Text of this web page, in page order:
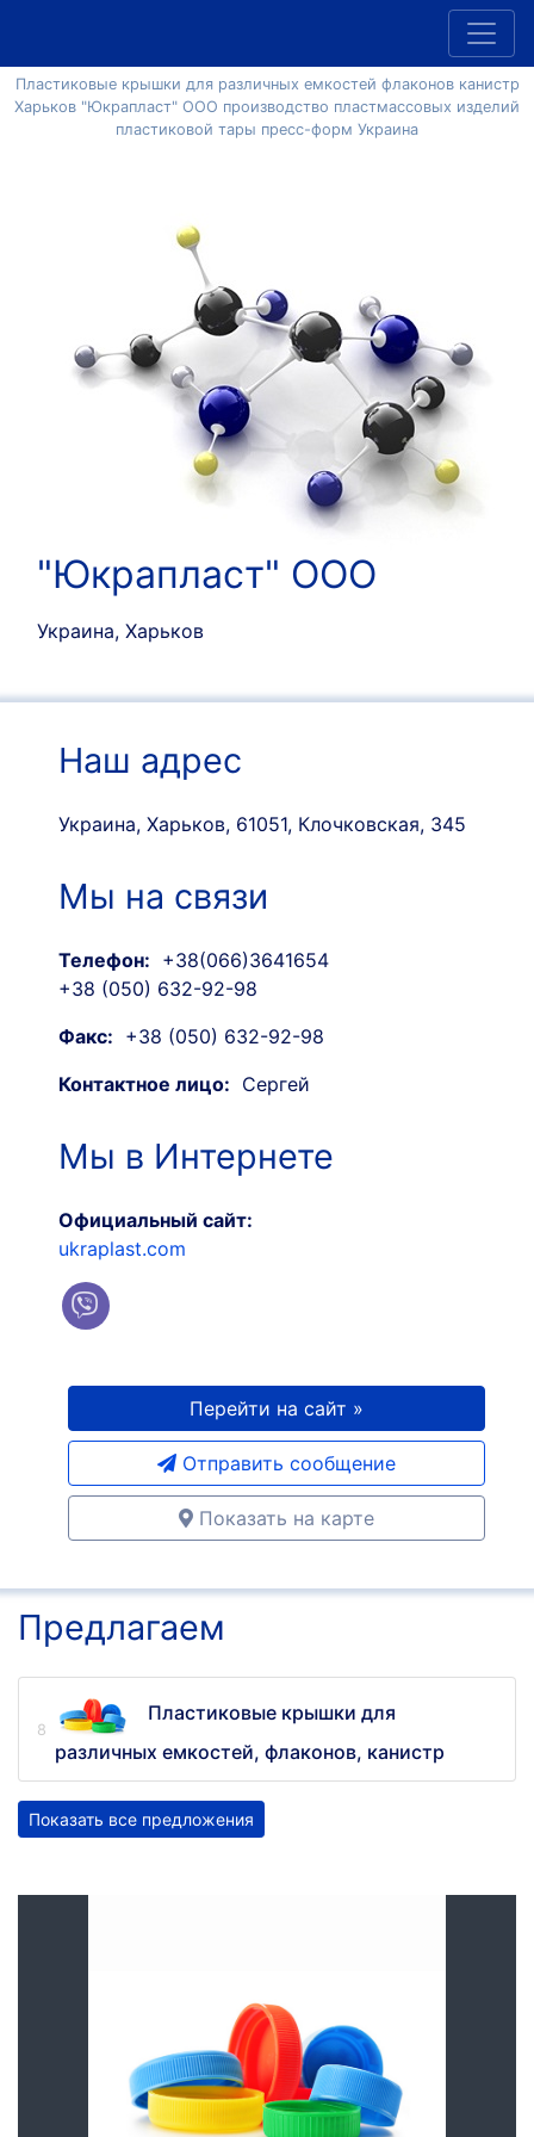
Пластиковые крышки для различных емкостей флаконов канистр
Харьков "Юкрапласт" ООО производство пластмассовых изделий
пластиковой тары пресс-форм Украина
"Юкрапласт" ООО
Украина, Харьков
Наш адрес
Украина, Харьков, 61051, Клочковская, 345
Мы на связи
Телефон: +38(066)3641654
+38 (050) 632-92-98
Факс: +38 (050) 632-92-98
Контактное лицо: Сергей
Мы в Интернете
Официальный сайт:
ukraplast.com
Перейти на сайт »
Отправить сообщение
Показать на карте
Предлагаем
Пластиковые крышки для
различных емкостей, флаконов, канистр
Показать все предложения